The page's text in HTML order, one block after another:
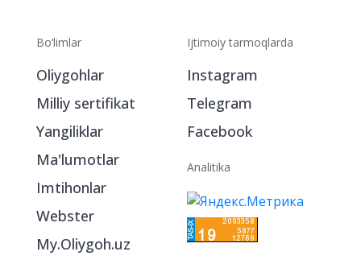
Bo‘limlar
Oliygohlar
Milliy sertifikat
Yangiliklar
Ma'lumotlar
Imtihonlar
Webster
My.Oliygoh.uz
Ijtimoiy tarmoqlarda
Instagram
Telegram
Facebook
Analitika